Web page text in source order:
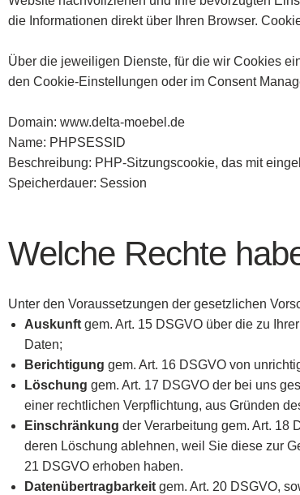
die Informationen direkt über Ihren Browser.
Über die jeweiligen Dienste, für die wir Cookies
den Cookie-Einstellungen oder im Consent
Domain: www.delta-moebel.de
Name: PHPSESSID
Beschreibung: PHP-Sitzungscookie, das mit
Speicherdauer: Session
Welche Rechte
Unter den Voraussetzungen der gesetzlichen
Auskunft gem. Art. 15 DSGVO über die zu
Daten;
Berichtigung gem. Art. 16 DSGVO von
Löschung gem. Art. 17 DSGVO der bei uns
einer rechtlichen Verpflichtung, aus Gründen
Einschränkung der Verarbeitung gem. Art. 18
deren Löschung ablehnen, weil Sie diese zur
21 DSGVO erhoben haben.
Datenübertragbarkeit gem. Art. 20 DSGVO,